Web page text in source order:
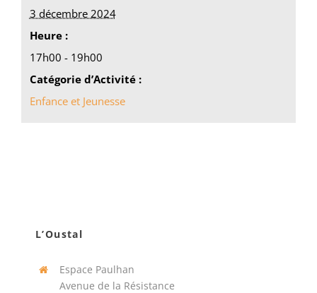
3 décembre 2024
Heure :
17h00 - 19h00
Catégorie d’Activité :
Enfance et Jeunesse
L’Oustal
Espace Paulhan
Avenue de la Résistance